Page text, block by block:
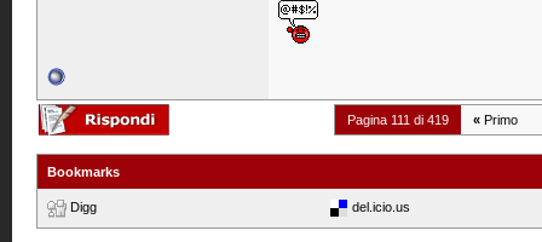
Pagina 111 di 419 « Primo
Bookmarks
Digg del.icio.us